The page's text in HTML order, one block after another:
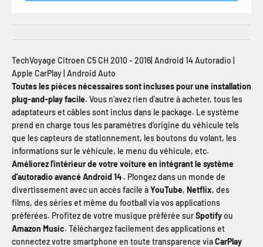
TechVoyage Citroen C5 CH 2010 - 2016| Android 14 Autoradio |
Apple CarPlay | Android Auto
Toutes les pièces nécessaires sont incluses pour une installation
plug-and-play facile. Vous n'avez rien d'autre à acheter, tous les
adaptateurs et câbles sont inclus dans le package. Le système
prend en charge tous les paramètres d'origine du véhicule tels
que les capteurs de stationnement, les boutons du volant, les
informations sur le véhicule, le menu du véhicule, etc.
Améliorez l'intérieur de votre voiture en intégrant le système
d'autoradio avancé Android 14 . Plongez dans un monde de
divertissement avec un accès facile àYouTube, Netflix, des
films, des séries et même du football via vos applications
préférées. Profitez de votre musique préférée surSpotifyou
Amazon Music. Téléchargez facilement des applications et
connectez votre smartphone en toute transparence viaCarPlay